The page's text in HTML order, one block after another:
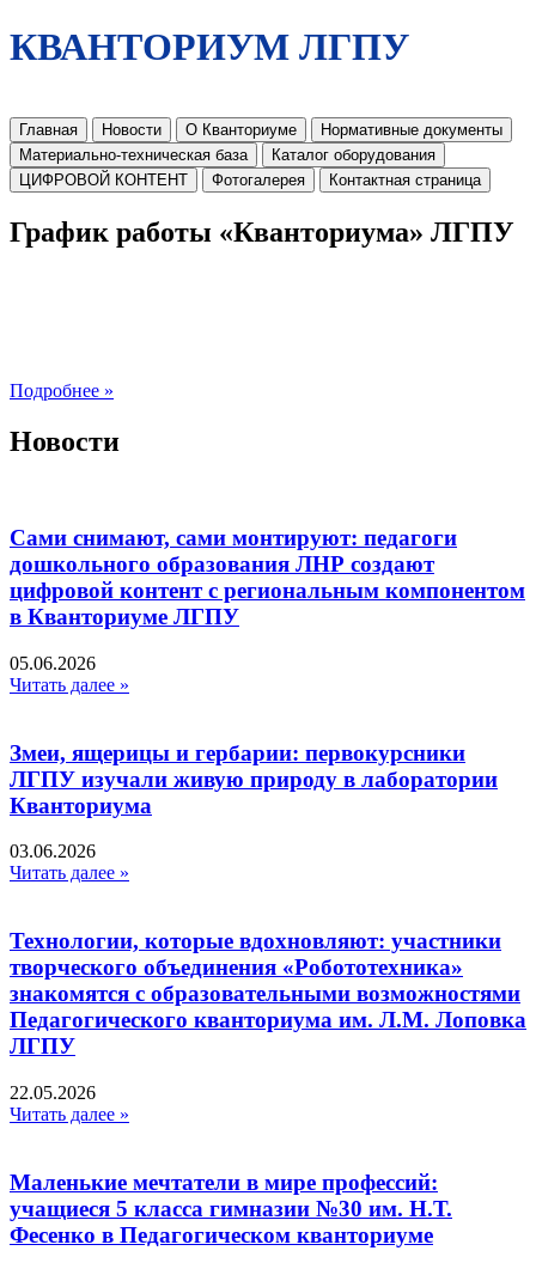
КВАНТОРИУМ ЛГПУ
Главная Новости О Кванториуме
Нормативные документы
Материально-техническая база
Каталог оборудования
ЦИФРОВОЙ КОНТЕНТ
Фотогалерея Контактная страница
График работы «Кванториума» ЛГПУ
Подробнее »
Новости
Сами снимают, сами монтируют: педагоги
дошкольного образования ЛНР создают
цифровой контент с региональным компонентом
в Кванториуме ЛГПУ​
05.06.2026
Читать далее »
Змеи, ящерицы и гербарии: первокурсники
ЛГПУ изучали живую природу в лаборатории
Кванториума
03.06.2026
Читать далее »
Технологии, которые вдохновляют: участники
творческого объединения «Робототехника»
знакомятся с образовательными возможностями
Педагогического кванториума им. Л.М. Лоповка
ЛГПУ
22.05.2026
Читать далее »
Маленькие мечтатели в мире профессий:
учащиеся 5 класса гимназии №30 им. Н.Т.
Фесенко в Педагогическом кванториуме